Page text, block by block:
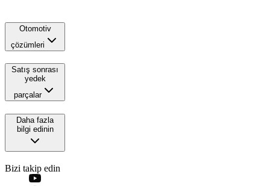
Otomotiv
çözümleri
Satış sonrası
yedek
parçalar
Daha fazla
bilgi edinin
Bizi takip edin